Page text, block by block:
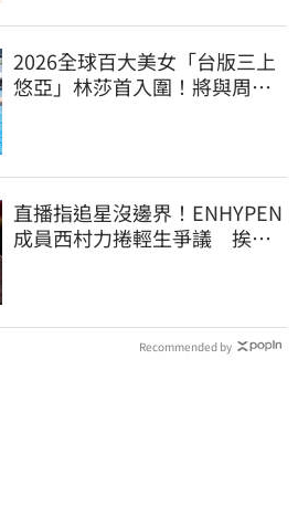
2026全球百大美女「台版三上
悠亞」林莎首入圍！將與周子
直播指追星沒邊界！ENHYPEN
成員西村力捲輕生爭議 挨
Recommended by